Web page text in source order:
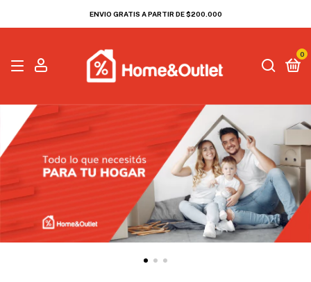
ENVIO GRATIS A PARTIR DE $200.000
0